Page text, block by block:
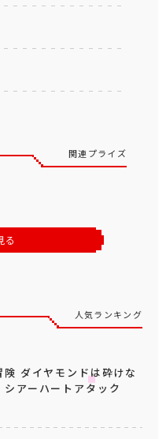
関連プライズ
る
人気ランキング
険 ダイヤモンドは砕けな
アーハートアタック